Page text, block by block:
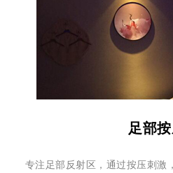
足部
专注足部反射区，通过按压刺激